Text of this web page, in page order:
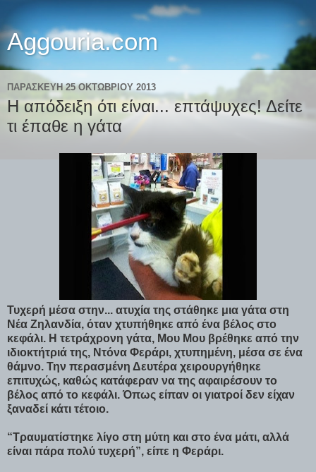
Aggouria.com
ΠΑΡΑΣΚΕΥΉ 25 ΟΚΤΩΒΡΊΟΥ 2013
Η απόδειξη ότι είναι... επτάψυχες! Δείτε
τι έπαθε η γάτα
Τυχερή μέσα στην... ατυχία της στάθηκε μια γάτα στη
Νέα Ζηλανδία, όταν χτυπήθηκε από ένα βέλος στο
κεφάλι. Η τετράχρονη γάτα, Μου Μου βρέθηκε από την
ιδιοκτήτριά της, Ντόνα Φεράρι, χτυπημένη, μέσα σε ένα
θάμνο. Την περασμένη Δευτέρα χειρουργήθηκε
επιτυχώς, καθώς κατάφεραν να της αφαιρέσουν το
βέλος από το κεφάλι. Όπως είπαν οι γιατροί δεν είχαν
ξαναδεί κάτι τέτοιο.
“Τραυματίστηκε λίγο στη μύτη και στο ένα μάτι, αλλά
είναι πάρα πολύ τυχερή”, είπε η Φεράρι.